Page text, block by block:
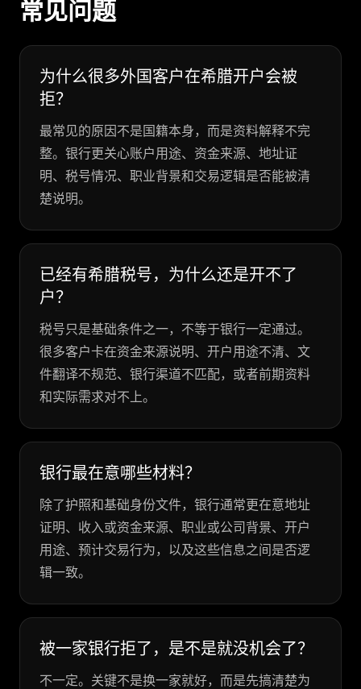
常见问题
为什么很多外国客户在希腊开户会被
拒？
最常见的原因不是国籍本身，而是资料解释不完
整。银行更关心账户用途、资金来源、地址证
明、税号情况、职业背景和交易逻辑是否能被清
楚说明。
已经有希腊税号，为什么还是开不了
户？
税号只是基础条件之一，不等于银行一定通过。
很多客户卡在资金来源说明、开户用途不清、文
件翻译不规范、银行渠道不匹配，或者前期资料
和实际需求对不上。
银行最在意哪些材料？
除了护照和基础身份文件，银行通常更在意地址
证明、收入或资金来源、职业或公司背景、开户
用途、预计交易行为，以及这些信息之间是否逻
辑一致。
被一家银行拒了，是不是就没机会了？
不一定。关键不是换一家就好，而是先搞清楚为